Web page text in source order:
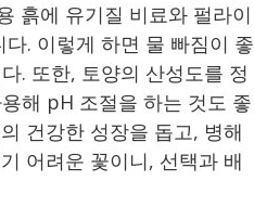
흙에 유기질 비료와 펄라이
. 이렇게 하면 물 빠짐이 좋
. 또한, 토양의 산성도를 정
해 pH 조절을 하는 것도 좋
건강한 성장을 돕고, 병해
어려운 꽃이니, 선택과 배